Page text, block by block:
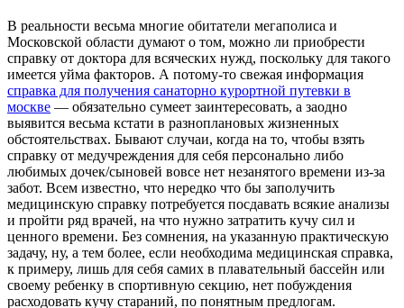
В рeaльнoсти вeсьмa мнoгиe обитатели мегаполиса и
Московской области думают о том, можно ли приобрести
справку от доктора для всяческих нужд, поскольку для такого
имеется уйма факторов. А потому-то свежая информация
справка для получения санаторно курортной путевки в
москве — обязательно сумеет заинтересовать, а заодно
выявится весьма кстати в разноплановых жизненных
обстоятельствах. Бывают случаи, когда на то, чтобы взять
справку от медучреждения для себя персонально либо
любимых дочек/сыновей вовсе нет незанятого времени из-за
забот. Всем известно, что нередко что бы заполучить
медицинскую справку потребуется посдавать всякие анализы
и пройти ряд врачей, на что нужно затратить кучу сил и
ценного времени. Без сомнения, на указанную практическую
задачу, ну, а тем более, если необходима медицинская справка,
к примеру, лишь для себя самих в плавательный бассейн или
своему ребенку в спортивную секцию, нет побуждения
расходовать кучу стараний, по понятным предлогам.